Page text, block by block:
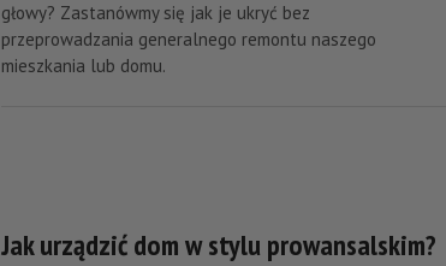
głowy? Zastanówmy się jak je ukryć bez
przeprowadzania generalnego remontu naszego
mieszkania lub domu.
Jak urządzić dom w stylu prowansalskim?